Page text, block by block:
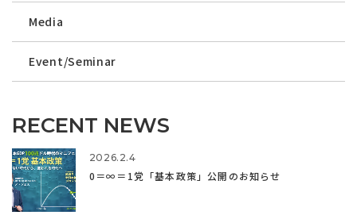
Media
Event/Seminar
RECENT NEWS
2026.2.4
0＝∞＝1党「基本政策」公開のお知らせ